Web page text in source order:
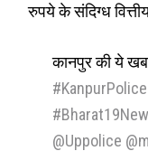
रुपये के संदिग्ध
कानपुर की ये
#KanpurPolice
@Uppolice